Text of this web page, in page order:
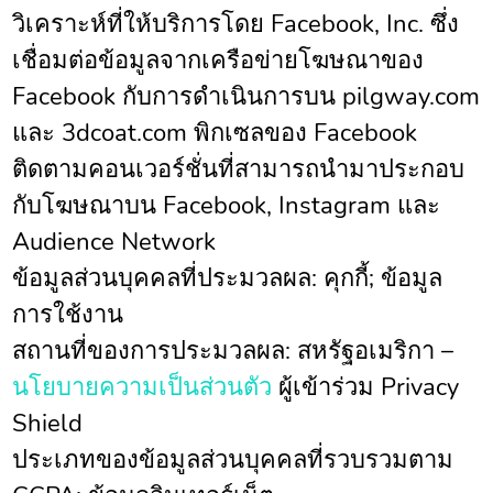
วิเคราะห์ที่ให้บริการโดย Facebook, Inc. ซึ่ง
เชื่อมต่อข้อมูลจากเครือข่ายโฆษณาของ
Facebook กับการดำเนินการบน pilgway.com
และ 3dcoat.com พิกเซลของ Facebook
ติดตามคอนเวอร์ชั่นที่สามารถนำมาประกอบ
กับโฆษณาบน Facebook, Instagram และ
Audience Network
ข้อมูลส่วนบุคคลที่ประมวลผล: คุกกี้; ข้อมูล
การใช้งาน
สถานที่ของการประมวลผล: สหรัฐอเมริกา –
นโยบายความเป็นส่วนตัว ผู้เข้าร่วม Privacy
Shield
ประเภทของข้อมูลส่วนบุคคลที่รวบรวมตาม